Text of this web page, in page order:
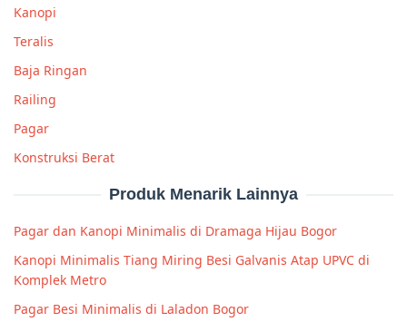
Kanopi
Teralis
Baja Ringan
Railing
Pagar
Konstruksi Berat
Produk Menarik Lainnya
Pagar dan Kanopi Minimalis di Dramaga Hijau Bogor
Kanopi Minimalis Tiang Miring Besi Galvanis Atap UPVC di
Komplek Metro
Pagar Besi Minimalis di Laladon Bogor